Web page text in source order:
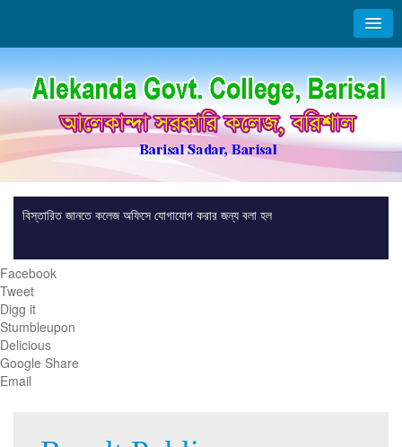
বিস্তারিত জানতে কলেজ অফিসে যোগাযোগ করার জন্য বলা হল
Facebook
Tweet
Digg it
Stumbleupon
Delicious
Google Share
Email